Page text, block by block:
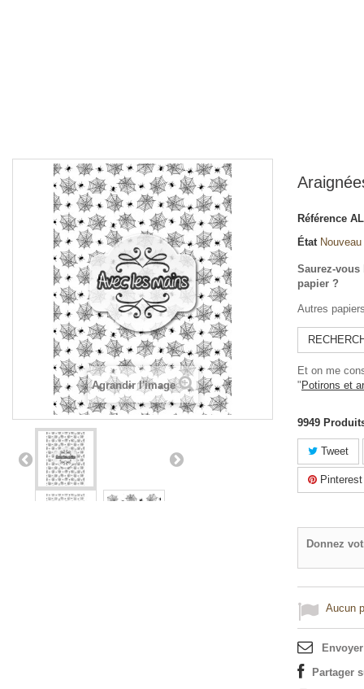
Agrandir l'image
Référence
État Nouveau
Saurez-vous
papier ?
Autres
Et on me
" Potirons et
9949
Tweet
Pinterest
Donnez
Aucun
Partager